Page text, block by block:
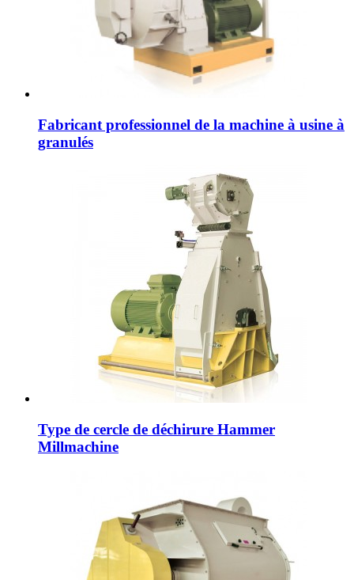
Fabricant professionnel de la machine à usine à
granulés
Type de cercle de déchirure Hammer
Millmachine